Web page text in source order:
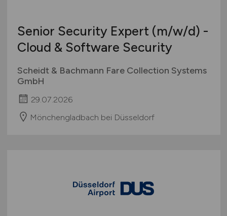
Senior Security Expert (m/w/d) -
Cloud & Software Security
Scheidt & Bachmann Fare Collection Systems
GmbH
29.07.2026
Mönchengladbach bei Düsseldorf